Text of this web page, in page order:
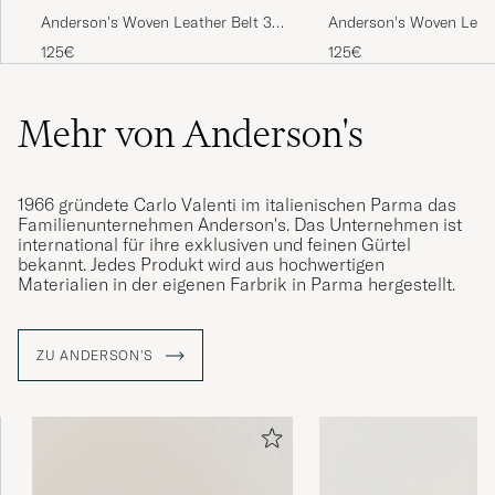
Anderson's Woven Leather Belt 3
cm Cognac
125€
Anderson's Woven
cm Dark Brown
125€
Mehr von Anderson's
1966 gründete Carlo Valenti im italienischen Parma das
Familienunternehmen Anderson's. Das Unternehmen ist
international für ihre exklusiven und feinen Gürtel
bekannt. Jedes Produkt wird aus hochwertigen
Materialien in der eigenen Farbrik in Parma hergestellt.
ZU ANDERSON'S